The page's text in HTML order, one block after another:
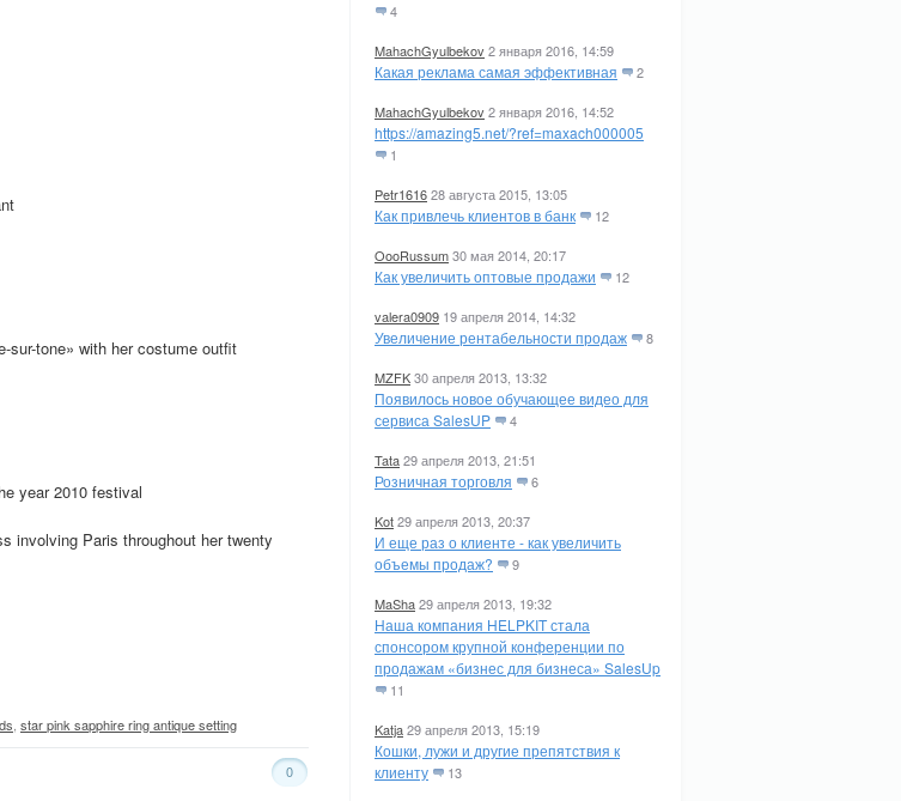
4
MahachGyulbekov2 января 2016, 14:59
Какая реклама самая эффективная 2
MahachGyulbekov2 января 2016, 14:52
https://amazing5.net/?ref=maxach000005
1
Petr161628 августа 2015, 13:05
Как привлечь клиентов в банк 12
OooRussum30 мая 2014, 20:17
Как увеличить оптовые продажи 12
valera0909 19 апреля 2014, 14:32
Увеличение рентабельности продаж 8
MZFK30 апреля 2013, 13:32
Появилось новое обучающее видео для
сервиса SalesUP
4
Tata29 апреля 2013, 21:51
Розничная торговля 6
Kot29 апреля 2013, 20:37
И еще раз о клиенте - как увеличить
объемы продаж?
9
MaSha29 апреля 2013, 19:32
Наша компания HELPKIT стала
спонсором крупной конференции по
продажам «бизнес для бизнеса» SalesUp
11
Katja29 апреля 2013, 15:19
Кошки, лужи и другие препятствия к
клиенту
13
sur-tone» with her costume outfit
year 2010 festival
involving Paris throughout her twenty
star pink sapphire ring antique setting
0